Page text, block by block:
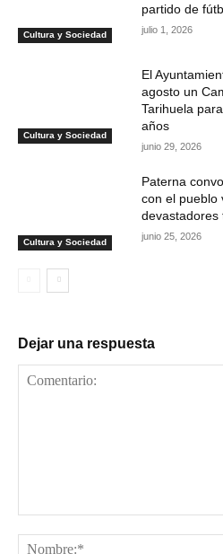
Cultura y Sociedad
partido de
julio 1, 2026
Cultura y Sociedad
El
agosto un
Tarihuela
años
junio 29, 2026
Cultura y Sociedad
Paterna
con el pueblo
devastadores
junio 25, 2026
Dejar una respuesta